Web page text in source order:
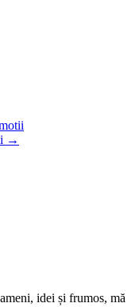
→
idei și frumos, mă